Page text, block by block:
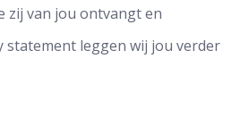
zij van jou ontvangt en
statement leggen wij jou verder